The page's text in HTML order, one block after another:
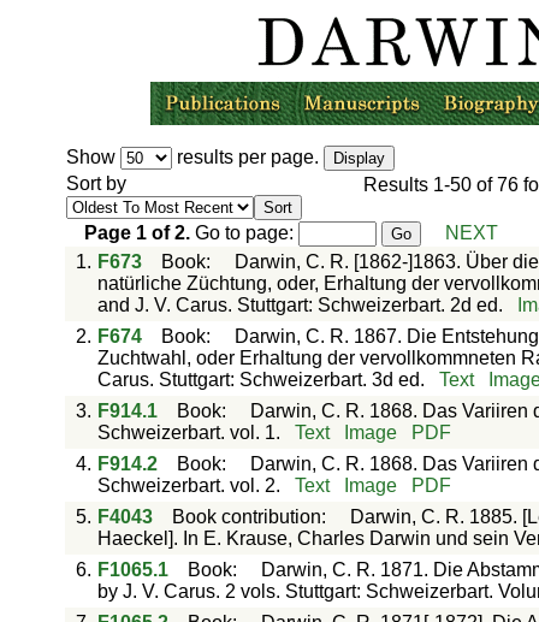
Show
results per page.
Sort by
Results 1-50of76
Page 1of2.Go to page:
NEXT
1. F673 Book:
Darwin, C. R. [1862-]1863. Über
natürliche Züchtung, oder, Erhaltung der
and J. V. Carus. Stuttgart: Schweizerbart. 2d ed.
2. F674 Book:
Darwin, C. R. 1867. Die
Zuchtwahl, oder Erhaltung der vervollkommneten
Carus. Stuttgart: Schweizerbart. 3d ed.
Text
3. F914.1 Book:
Darwin, C. R. 1868. Das Variiren
Schweizerbart. vol. 1.
Text Image
PDF
4. F914.2 Book:
Darwin, C. R. 1868. Das Variiren
Schweizerbart. vol. 2.
Text Image
PDF
5. F4043 Book contribution:
Darwin, C. R. 1885.
Haeckel]. In E. Krause, Charles Darwin und sein
6. F1065.1 Book:
Darwin, C. R. 1871. Die
by J. V. Carus. 2 vols. Stuttgart: Schweizerbart.